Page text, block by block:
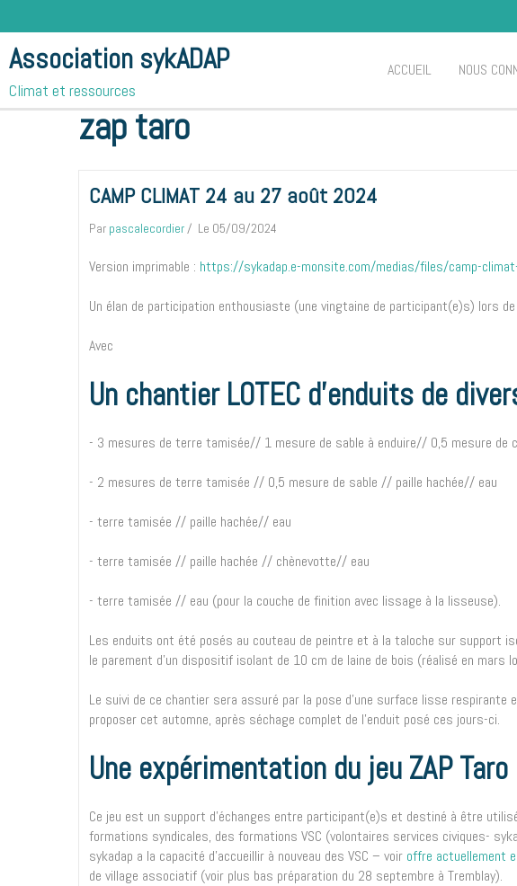
Association sykADAP
Climat et ressources
ACCUEIL NOUS
Accueil
zap taro
CAMP CLIMAT 24 au 27 août 2024
Par pascalecordier Le 05/09/2024
Version imprimable : https://sykadap.e-monsite.com/medias/files/camp-
Un élan de participation enthousiaste (une vingtaine de participant(e)s) lors
Avec
Un chantier LOTEC d’enduits de
- 3 mesures de terre tamisée// 1 mesure de sable à enduire// 0,5 mesure de
- 2 mesures de terre tamisée // 0,5 mesure de sable // paille hachée// eau
- terre tamisée // paille hachée// eau
- terre tamisée // paille hachée // chènevotte// eau
- terre tamisée // eau (pour la couche de finition avec lissage à la lisseuse).
Les enduits ont été posés au couteau de peintre et à la taloche sur support
le parement d’un dispositif isolant de 10 cm de laine de bois (réalisé en mars
Le suivi de ce chantier sera assuré par la pose d’une surface lisse respirante
proposer cet automne, après séchage complet de l’enduit posé ces jours-ci.
Une expérimentation du jeu ZAP Taro
Ce jeu est un support d’échanges entre participant(e)s et destiné à être
formations syndicales, des formations VSC (volontaires services civiques-
sykadap a la capacité d’accueillir à nouveau des VSC – voir offre actuellement
de village associatif (voir plus bas préparation du 28 septembre à Tremblay).